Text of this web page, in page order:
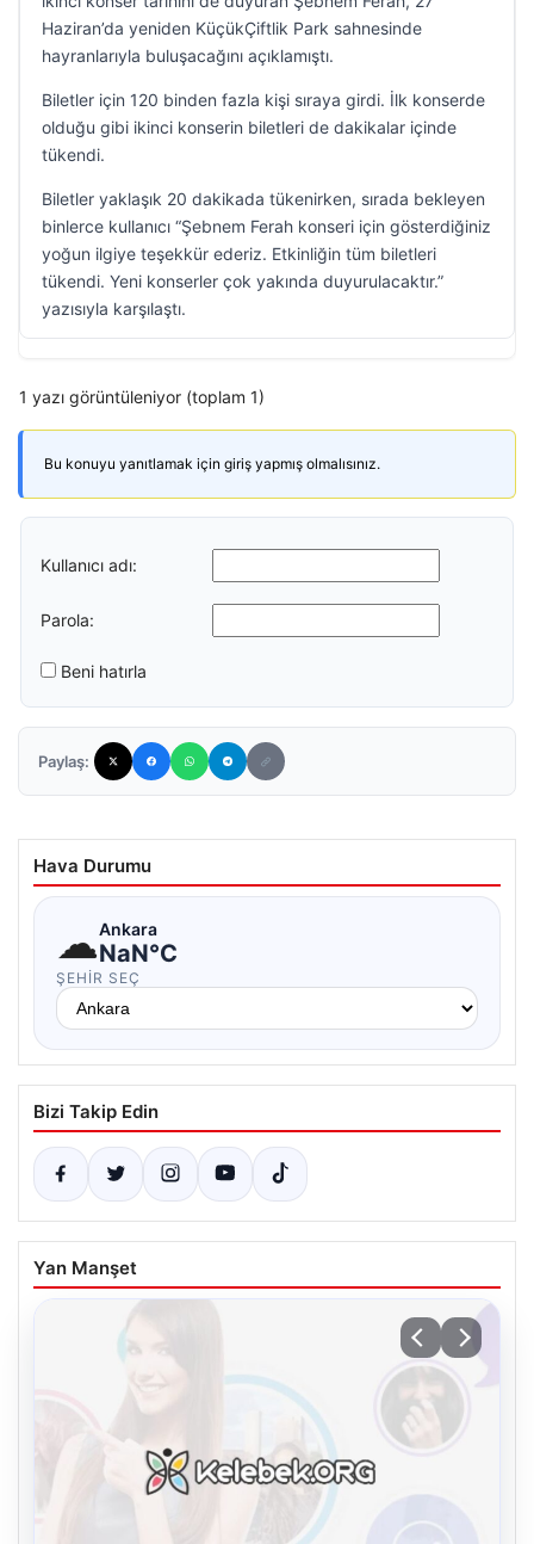
Haziran’da yeniden KüçükÇiftlik Park sahnesinde
hayranlarıyla buluşacağını açıklamıştı.
Biletler için 120 binden fazla kişi sıraya girdi. İlk konserde
olduğu gibi ikinci konserin biletleri de dakikalar içinde
tükendi.
Biletler yaklaşık 20 dakikada tükenirken, sırada bekleyen
binlerce kullanıcı “Şebnem Ferah konseri için gösterdiğiniz
yoğun ilgiye teşekkür ederiz. Etkinliğin tüm biletleri
tükendi. Yeni konserler çok yakında duyurulacaktır.”
yazısıyla karşılaştı.
1 yazı görüntüleniyor (toplam 1)
Bu konuyu yanıtlamak için giriş yapmış olmalısınız.
Kullanıcı adı:
Parola:
Beni hatırla
Paylaş:
Hava Durumu
☁Ankara
NaN°C
ŞEHIR SEÇ
Bizi Takip Edin
Yan Manşet